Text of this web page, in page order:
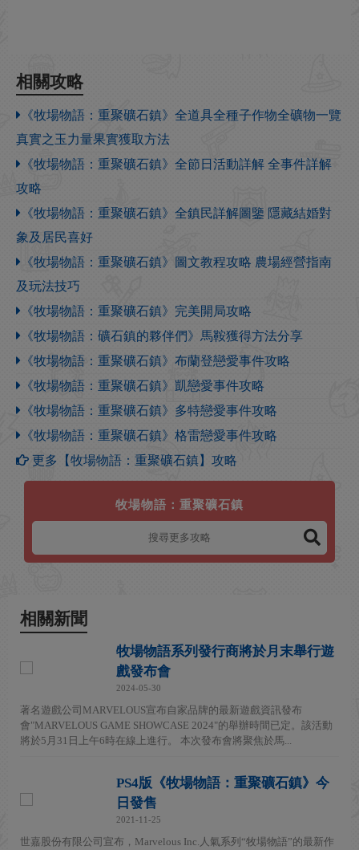
相關攻略
《牧場物語：重聚礦石鎮》全道具全種子作物全礦物一覽
真實之玉力量果實獲取方法
《牧場物語：重聚礦石鎮》全節日活動詳解 全事件詳解
攻略
《牧場物語：重聚礦石鎮》全鎮民詳解圖鑒 隱藏結婚對
象及居民喜好
《牧場物語：重聚礦石鎮》圖文教程攻略 農場經營指南
及玩法技巧
《牧場物語：重聚礦石鎮》完美開局攻略
《牧場物語：礦石鎮的夥伴們》馬鞍獲得方法分享
《牧場物語：重聚礦石鎮》布蘭登戀愛事件攻略
《牧場物語：重聚礦石鎮》凱戀愛事件攻略
《牧場物語：重聚礦石鎮》多特戀愛事件攻略
《牧場物語：重聚礦石鎮》格雷戀愛事件攻略
更多【牧場物語：重聚礦石鎮】攻略
牧場物語：重聚礦石鎮
相關新聞
牧場物語系列發行商將於月末舉行遊
戲發布會
2024-05-30
著名遊戲公司MARVELOUS宣布自家品牌的最新遊戲資訊發布
會"MARVELOUS GAME SHOWCASE 2024"的舉辦時間已定。該活動
將於5月31日上午6時在線上進行。 本次發布會將聚焦於馬...
PS4版《牧場物語：重聚礦石鎮》今
日發售
2021-11-25
世嘉股份有限公司宣布，Marvelous Inc.人氣系列“牧場物語”的最新作